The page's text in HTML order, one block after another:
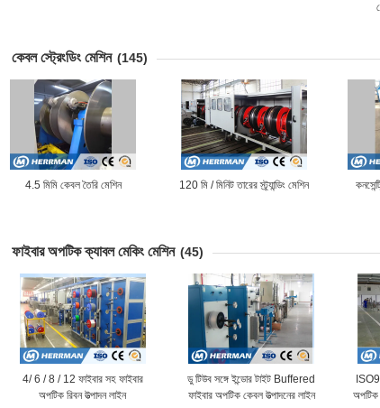
কেবল স্ট্রেংডিং মেশিন (145)
4.5 মিমি কেবল তৈরি মেশিন 120 মি / মিনিট তারের স্ট্র্যান্ডিং মেশিন
ফাইবার অপটিক ক্যাবল মেকিং মেশিন (45)
4/ 6 / 8 / 12 ফাইবার সহ ফাইবার
অপটিক রিবন উত্পাদন লাইন
ডু টিউব সঙ্গে ইন্ডোর টাইট Buffered
ফাইবার অপটিক কেবল উত্পাদনের লাইন
অপটিক